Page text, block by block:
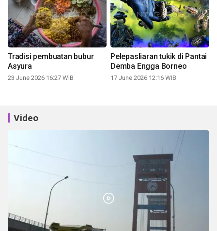
Tradisi pembuatan bubur
Asyura
23 June 2026 16:27 WIB
Pelepasliaran tukik di Pantai
Demba Engga Borneo
17 June 2026 12:16 WIB
Video